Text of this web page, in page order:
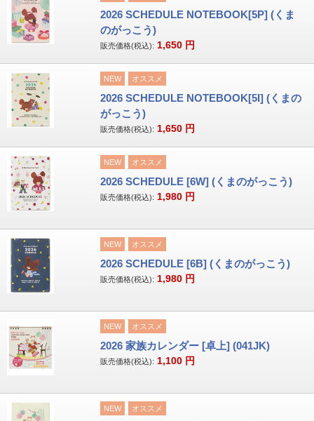
2026 SCHEDULE NOTEBOOK[5P] (くま
のがっこう)
販売価格(税込): 1,650 円
NEW オススメ
2026 SCHEDULE NOTEBOOK[5I] (くまの
がっこう)
販売価格(税込): 1,650 円
NEW オススメ
2026 SCHEDULE [6W] (くまのがっこう)
販売価格(税込): 1,980 円
NEW オススメ
2026 SCHEDULE [6B] (くまのがっこう)
販売価格(税込): 1,980 円
NEW オススメ
2026 家族カレンダー [卓上] (041JK)
販売価格(税込): 1,100 円
NEW オススメ